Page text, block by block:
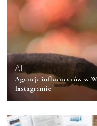
AI
Agencja influencerów w
Instagramie